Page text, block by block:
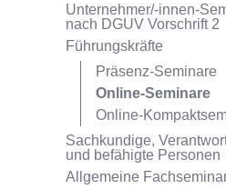
Unternehmer/-innen-
nach DGUV Vorschrift 2
Führungskräfte
Präsenz-Seminare
Online-Seminare
Online-
Sachkundige,
und befähigte Personen
Allgemeine